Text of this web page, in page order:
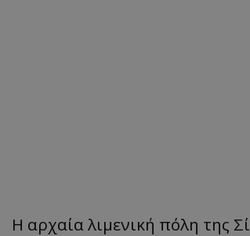
Η αρχαία λιμενική πόλη της